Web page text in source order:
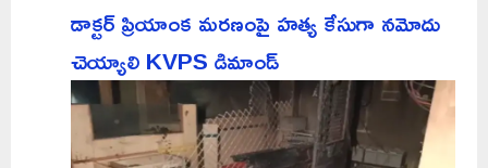
డాక్టర్ ప్రియాంక మరణంపై హత్య కేసుగా నమోదు
చెయ్యాలి KVPS డిమాండ్